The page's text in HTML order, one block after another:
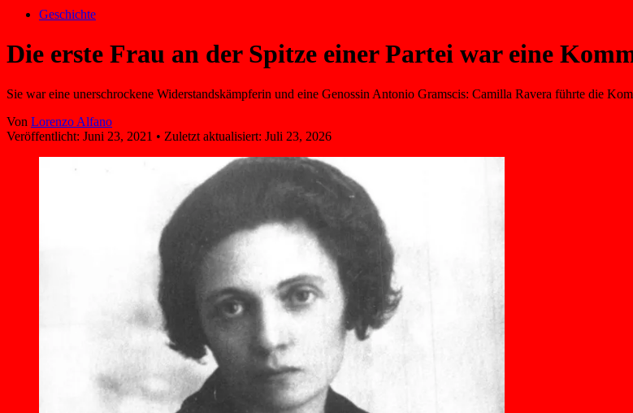
Geschichte
Die erste Frau an der Spitze einer Partei war eine
Sie war eine unerschrockene Widerstandskämpferin und eine Genossin Antonio Gramscis: Camilla Ravera führte die
Von Lorenzo Alfano
Veröffentlicht: Juni 23, 2021 • Zuletzt aktualisiert: Juli 23, 2026